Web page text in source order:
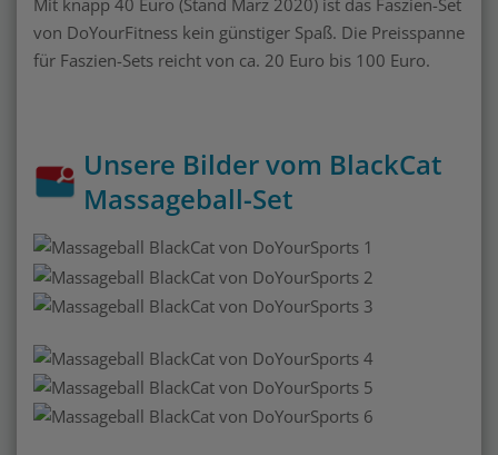
von DoYourFitness kein günstiger Spaß. Die Preisspanne
für Faszien-Sets reicht von ca. 20 Euro bis 100 Euro.
Unsere Bilder vom BlackCat
Massageball-Set